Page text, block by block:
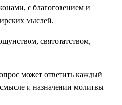
с благоговением и
мыслей.
святотатством,
может ответить каждый
смысле и назначении молитвы